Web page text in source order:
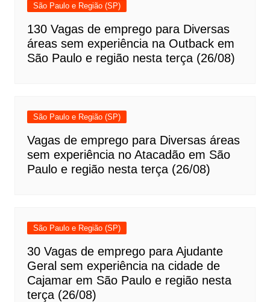
São Paulo e Região (SP)
130 Vagas de emprego para Diversas
áreas sem experiência na Outback em
São Paulo e região nesta terça (26/08)
São Paulo e Região (SP)
Vagas de emprego para Diversas áreas
sem experiência no Atacadão em São
Paulo e região nesta terça (26/08)
São Paulo e Região (SP)
30 Vagas de emprego para Ajudante
Geral sem experiência na cidade de
Cajamar em São Paulo e região nesta
terça (26/08)